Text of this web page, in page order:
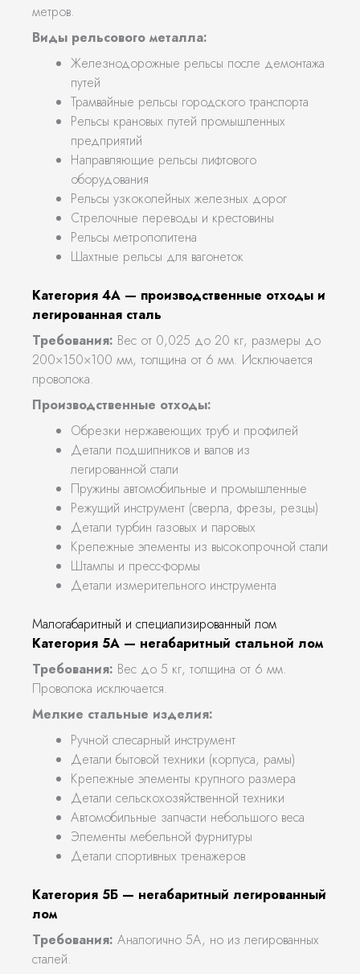
метров.
Виды рельсового металла:
Железнодорожные рельсы после демонтажа
путей
Трамвайные рельсы городского транспорта
Рельсы крановых путей промышленных
предприятий
Направляющие рельсы лифтового
оборудования
Рельсы узкоколейных железных дорог
Стрелочные переводы и крестовины
Рельсы метрополитена
Шахтные рельсы для вагонеток
Категория 4А — производственные отходы и
легированная сталь
Требования: Вес от 0,025 до 20 кг, размеры до
200×150×100 мм, толщина от 6 мм. Исключается
проволока.
Производственные отходы:
Обрезки нержавеющих труб и профилей
Детали подшипников и валов из
легированной стали
Пружины автомобильные и промышленные
Режущий инструмент (сверла, фрезы, резцы)
Детали турбин газовых и паровых
Крепежные элементы из высокопрочной стали
Штампы и пресс-формы
Детали измерительного инструмента
Малогабаритный и специализированный лом
Категория 5А — негабаритный стальной лом
Требования: Вес до 5 кг, толщина от 6 мм.
Проволока исключается.
Мелкие стальные изделия:
Ручной слесарный инструмент
Детали бытовой техники (корпуса, рамы)
Крепежные элементы крупного размера
Детали сельскохозяйственной техники
Автомобильные запчасти небольшого веса
Элементы мебельной фурнитуры
Детали спортивных тренажеров
Категория 5Б — негабаритный легированный
лом
Требования: Аналогично 5А, но из легированных
сталей.